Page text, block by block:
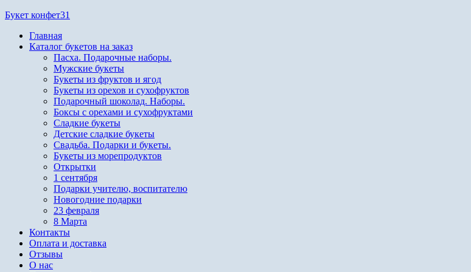
Перейти
содержимому
Букет конфет31
Главная
Каталог букетов на заказ
Пасха. Подарочные наборы.
Мужские букеты
Букеты из фруктов и ягод
Букеты из орехов и сухофруктов
Подарочный шоколад. Наборы.
Боксы с орехами и сухофруктами
Сладкие букеты
Детские сладкие букеты
Свадьба. Подарки и букеты.
Букеты из морепродуктов
Открытки
1 сентября
Подарки учителю, воспитателю
Новогодние подарки
23 февраля
8 Марта
Контакты
Оплата и доставка
Отзывы
О нас